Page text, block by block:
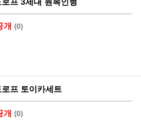
프 3세대 원목인형
개 (0)
프 토이카세트
개 (0)